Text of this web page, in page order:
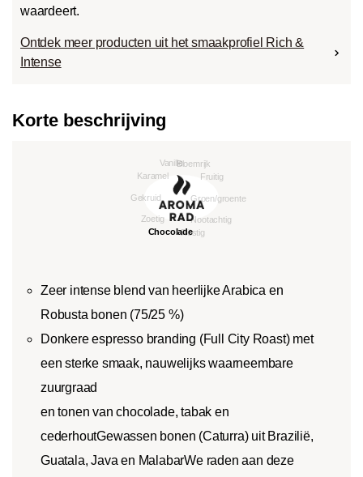
waardeert.
Ontdek meer producten uit het smaakprofiel Rich &
Intense
Korte beschrijving
Zeer intense blend van heerlijke Arabica en
Robusta bonen (75/25 %)
Donkere espresso branding (Full City Roast) met
een sterke smaak, nauwelijks waarneembare
zuurgraad
en tonen van chocolade, tabak en
cederhoutGewassen bonen (Caturra) uit Brazilië,
Guatala, Java en MalabarWe raden aan deze